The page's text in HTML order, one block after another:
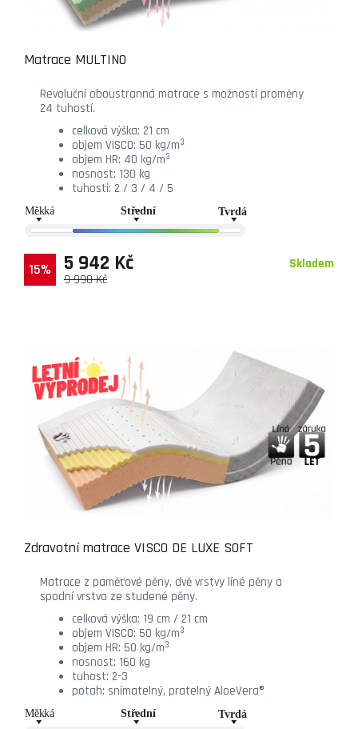
Matrace MULTINO
Revoluční oboustranná matrace s možností proměny
24 tuhostí.
celková výška: 21 cm
objem VISCO: 50 kg/m3
objem HR: 40 kg/m3
nosnost: 130 kg
tuhosti: 2 / 3 / 4 / 5
Skladem
15%
9 990 Kč
5 942 Kč
Zdravotní matrace VISCO DE LUXE SOFT
Matrace z paměťové pěny, dvě vrstvy líné pěny a
spodní vrstva ze studené pěny.
celková výška: 19 cm / 21 cm
objem VISCO: 50 kg/m3
objem HR: 50 kg/m3
nosnost: 160 kg
tuhost: 2-3
potah: snímatelný, pratelný AloeVera®